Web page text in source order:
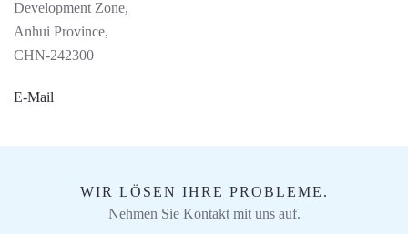
Development Zone,
Anhui Province,
CHN-242300
E-Mail
WIR LÖSEN IHRE PROBLEME.
Nehmen Sie Kontakt mit uns auf.